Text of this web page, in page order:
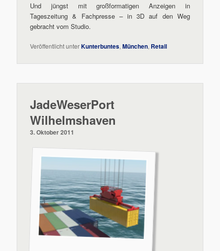
Und jüngst mit großformatigen Anzeigen in
Tageszeitung & Fachpresse – in 3D auf den Weg
gebracht vom Studio.
Veröffentlicht unterKunterbuntes,München, Retail
JadeWeserPort
Wilhelmshaven
3. Oktober 2011